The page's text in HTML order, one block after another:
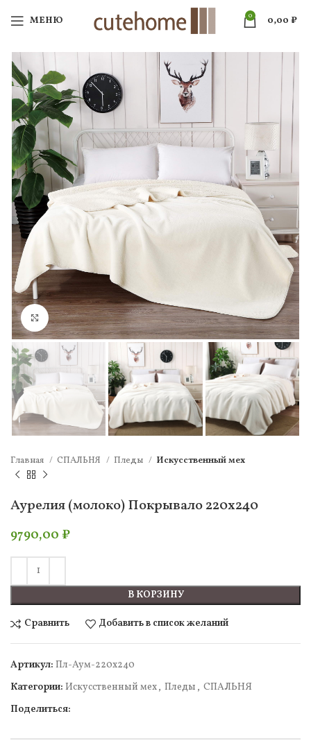
МЕНЮ 0 0,00 ₽
Нажмите, чтобы увеличить
Главная СПАЛЬНЯ Пледы Искусcтвенный мех
Аурелия (молоко) Покрывало 220х240
9790,00 ₽
В КОРЗИНУ
Сравнить Добавить в список желаний
Артикул: Пл-Аум-220х240
Категории: Искусcтвенный мех, Пледы , СПАЛЬНЯ
Поделиться: